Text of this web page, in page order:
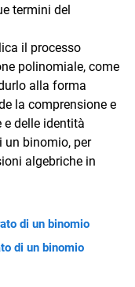
termini del
il processo
polinomiale, come
alla forma
la comprensione e
e delle identità
un binomio, per
algebriche in
di un binomio
di un binomio